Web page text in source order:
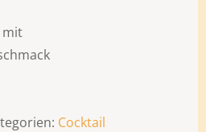
mit
Cocktail